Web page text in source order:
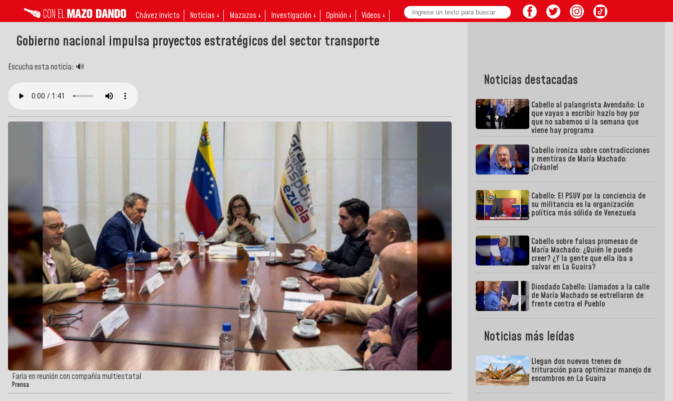
Chávez invicto Noticias ↓ Mazazos ↓ Investigación ↓ Opinión ↓ Videos ↓
Gobierno nacional impulsa proyectos estratégicos del sector transporte
Escucha esta noticia: 🔊
Faria en reunión con compañía multiestatal
Prensa
Noticias destacadas
Cabello al palangrista Avendaño: Lo
que vayas a escribir hazlo hoy por
que no sabemos si la semana que
viene hay programa
Cabello ironiza sobre contradicciones
y mentiras de María Machado:
¡Créanle!
Cabello: El PSUV por la conciencia de
su militancia es la organización
política más sólida de Venezuela
Cabello sobre falsas promesas de
María Machado: ¿Quién le puede
creer? ¿Y la gente que ella iba a
salvar en La Guaira?
Diosdado Cabello: Llamados a la calle
de María Machado se estrellaron de
frente contra el Pueblo
Noticias más leídas
Llegan dos nuevos trenes de
trituración para optimizar manejo de
escombros en La Guaira